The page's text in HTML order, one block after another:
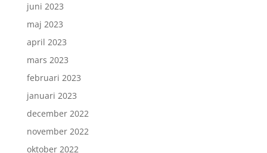
juni 2023
maj 2023
april 2023
mars 2023
februari 2023
januari 2023
december 2022
november 2022
oktober 2022